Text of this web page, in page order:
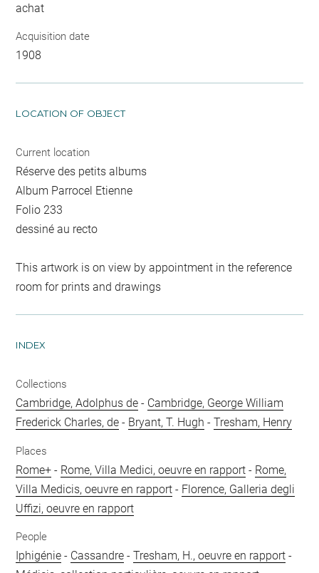
achat
Acquisition date
1908
LOCATION OF OBJECT
Current location
Réserve des petits albums
Album Parrocel Etienne
Folio 233
dessiné au recto
This artwork is on view by appointment in the reference
room for prints and drawings
INDEX
Collections
Cambridge, Adolphus de - Cambridge, George William
Frederick Charles, de - Bryant, T. Hugh -Tresham, Henry
Places
Rome+ - Rome, Villa Medici, oeuvre en rapport - Rome,
Villa Medicis, oeuvre en rapport - Florence, Galleria degli
Uffizi, oeuvre en rapport
People
Iphigénie - Cassandre -Tresham, H., oeuvre en rapport -